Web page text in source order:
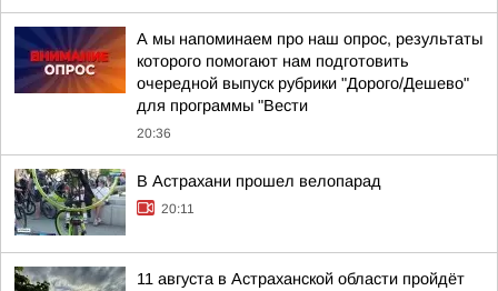
А мы напоминаем про наш опрос, результаты
которого помогают нам подготовить
очередной выпуск рубрики "Дорого/Дешево"
для программы "Вести
20:36
В Астрахани прошел велопарад
20:11
11 августа в Астраханской области пройдёт